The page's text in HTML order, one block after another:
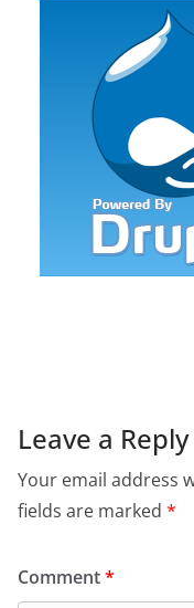
Leave a Reply
Your email address
fields are marked *
Comment*